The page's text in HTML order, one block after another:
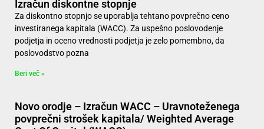
Izračun diskontne stopnje
Za diskontno stopnjo se uporablja tehtano povprečno ceno
investiranega kapitala (WACC). Za uspešno poslovodenje
podjetja in oceno vrednosti podjetja je zelo pomembno, da
poslovodstvo pozna
Beri več »
Novo orodje – Izračun WACC – Uravnoteženega
povprečni strošek kapitala/ Weighted Average